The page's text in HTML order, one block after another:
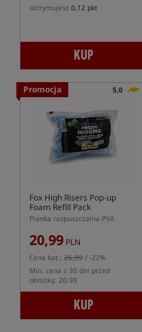
otrzymujesz 0,12 pkt
KUP
Promocja 5,0
Fox High Risers Pop-up
Foam Refill Pack
Pianka rozpuszczalna PVA
20,99 PLN
Cena kat.: 26,99 / -22%
Min. cena z 30 dni przed
obniżką: 20.99
KUP